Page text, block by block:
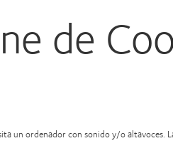
de
un ordenador con sonido y/o altavoces.